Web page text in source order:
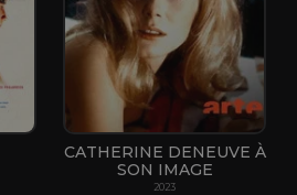
CATHERINE DENEUVE À
SON IMAGE
2023